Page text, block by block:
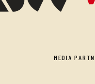
MEDIA